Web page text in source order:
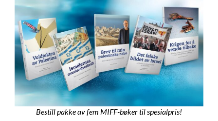
Bestill pakke av fem MIFF-bøker til spesialpris!